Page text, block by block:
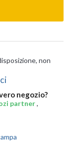
non
negozio?
partner,